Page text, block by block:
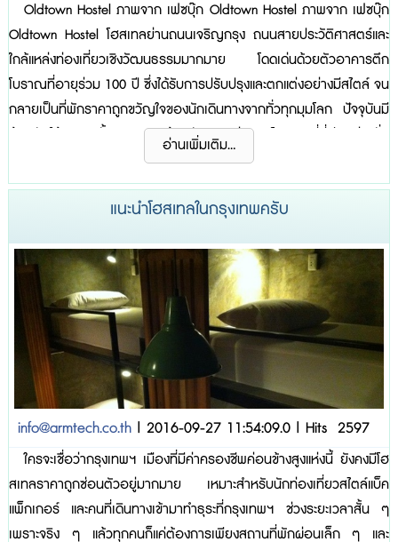
Oldtown Hostel ภาพจาก เฟซบุ๊ก Oldtown Hostel ภาพจาก เฟซบุ๊ก
Oldtown Hostel โฮสเทลย่านถนนเจริญกรุง ถนนสายประวัติศาสตร์และ
ใกล้แหล่งท่องเที่ยวเชิงวัฒนธรรมมากมาย โดดเด่นด้วยตัวอาคารตึก
โบราณที่อายุร่วม 100 ปี ซึ่งได้รับการปรับปรุงและตกแต่งอย่างมีสไตล์ จน
กลายเป็นที่พักราคาถูกขวัญใจของนักเดินทางจากทั่วทุกมุมโลก ปัจจุบันมี
ห้องพักให้บริการทั้งหมด 22 ห้องพัก จุดเด่นของโฮสเทลที่นี่อีกอย่างนั่น
คือการบริการ โดยจะคำนึงถึงความสบายใจและความปลอดภัยของลูกค้า
เป็นสำคัญ จึงไม่น่าแปลกใจเลยว่าทำไมโฮสเทลแห่งนี้ถึงได้รั...
อ่านเพิ่มเติม...
แนะนำโฮสเทลในกรุงเทพครับ
info@armtech.co.th| 2016-09-27 11:54:09.0 | Hits 2597
ใครจะเชื่อว่ากรุงเทพฯ เมืองที่มีค่าครองชีพค่อนข้างสูงแห่งนี้ ยังคงมีโฮ
สเทลราคาถูกซ่อนตัวอยู่มากมาย เหมาะสำหรับนักท่องเที่ยวสไตล์แบ็ค
แพ็กเกอร์ และคนที่เดินทางเข้ามาทำธุระที่กรุงเทพฯ ช่วงระยะเวลาสั้น ๆ
เพราะจริง ๆ แล้วทุกคนก็แค่ต้องการเพียงสถานที่พักผ่อนเล็ก ๆ และ